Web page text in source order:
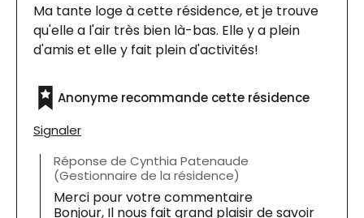
Ma tante loge à cette résidence, et je trouve
qu'elle a l'air très bien là-bas. Elle y a plein
d'amis et elle y fait plein d'activités!
Anonyme recommande cette résidence
Signaler
Réponse de Cynthia Patenaude
(Gestionnaire de la résidence)
Merci pour votre commentaire
Bonjour, Il nous fait grand plaisir de savoir